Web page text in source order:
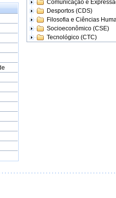
Comunicação e
Desportos (CDS)
Filosofia e Ciências
Socioeconômico (CSE)
Tecnológico (CTC)